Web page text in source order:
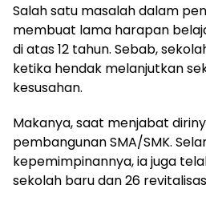
Salah satu masalah dalam
membuat lama harapan
di atas 12 tahun. Sebab,
ketika hendak melanjutkan
kesusahan.
Makanya, saat menjabat
pembangunan SMA/SMK.
kepemimpinannya, ia juga
sekolah baru dan 26